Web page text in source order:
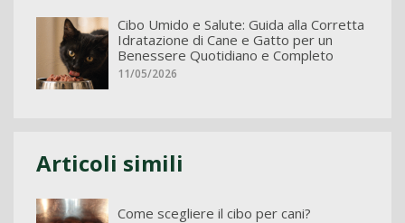
Cibo Umido e Salute: Guida alla Corretta
Idratazione di Cane e Gatto per un
Benessere Quotidiano e Completo
11/05/2026
Articoli simili
Come scegliere il cibo per cani?